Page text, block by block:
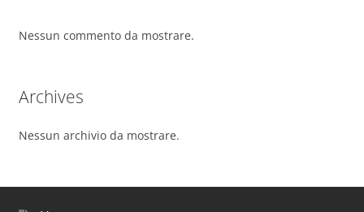
Nessun commento da mostrare.
Archives
Nessun archivio da mostrare.